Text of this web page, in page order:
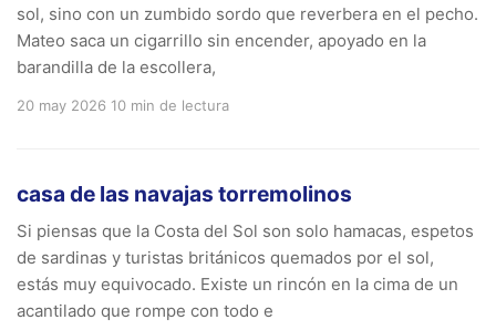
sol, sino con un zumbido sordo que reverbera en el pecho.
Mateo saca un cigarrillo sin encender, apoyado en la
barandilla de la escollera,
20 may 2026 10 min de lectura
casa de las navajas torremolinos
Si piensas que la Costa del Sol son solo hamacas, espetos
de sardinas y turistas británicos quemados por el sol,
estás muy equivocado. Existe un rincón en la cima de un
acantilado que rompe con todo e